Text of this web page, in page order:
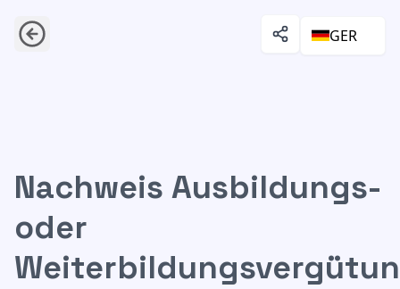
GER
Nachweis Ausbildungs- oder Weiterbildungsvergütung
Nachweis Ausbildungs-
oder